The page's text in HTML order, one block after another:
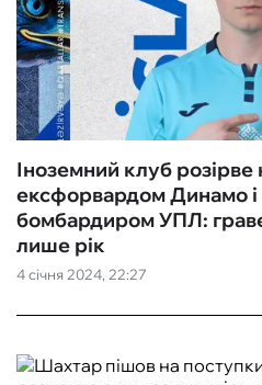
4 січня 2024, 22:27
Іноземний клуб розірве
ексфорвардом Динамо
бомбардиром УПЛ:
лише рік